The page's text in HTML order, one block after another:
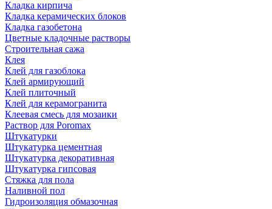
Кладка кирпича
Кладка керамических блоков
Кладка газобетона
Цветные кладочные растворы
Строительная сажа
Клея
Клей для газоблока
Клей армирующий
Клей плиточный
Клей для керамогранита
Клеевая смесь для мозаики
Раствор для Poromax
Штукатурки
Штукатурка цементная
Штукатурка декоративная
Штукатурка гипсовая
Стяжка для пола
Наливной пол
Гидроизоляция обмазочная